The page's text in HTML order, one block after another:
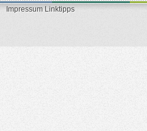
Impressum Linktipps